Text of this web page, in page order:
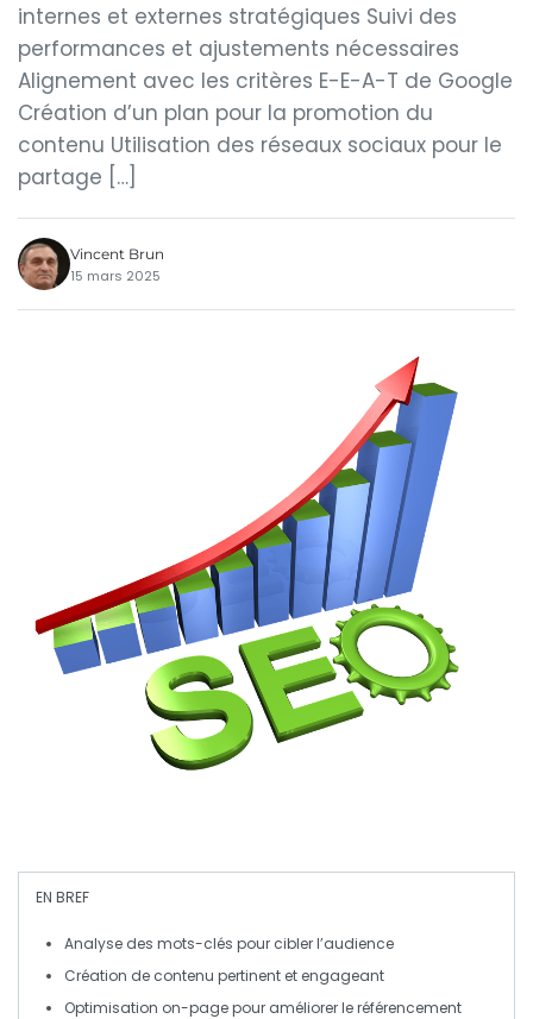
internes et externes stratégiques Suivi des
performances et ajustements nécessaires
Alignement avec les critères E-E-A-T de Google
Création d’un plan pour la promotion du
contenu Utilisation des réseaux sociaux pour le
partage […]
Vincent Brun
15 mars 2025
EN BREF
Analyse des mots-clés pour cibler l’audience
Création de contenu pertinent et engageant
Optimisation on-pagepour améliorer le référencement